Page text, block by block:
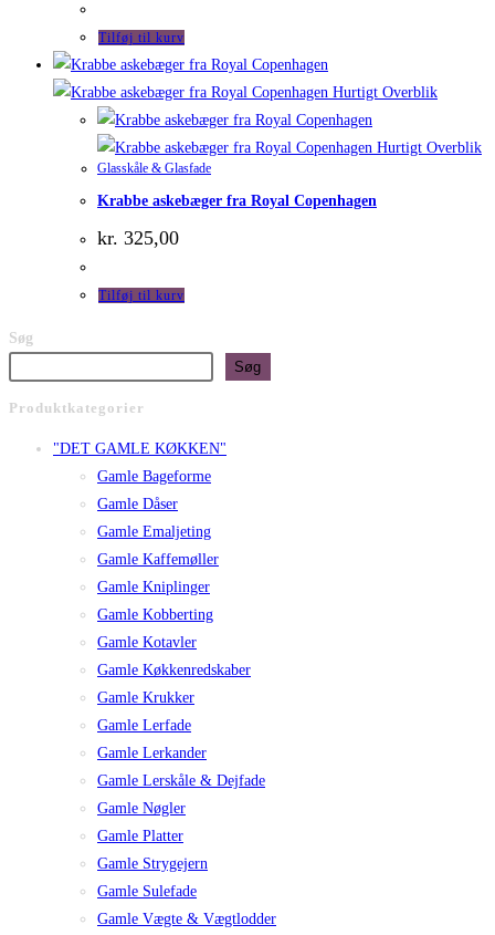
Tilføj til kurv
Hurtigt Overblik
Hurtigt Overblik
Glasskåle & Glasfade
Krabbe askebæger fra Royal Copenhagen
kr. 325,00
Tilføj til kurv
Søg
Søg
Produktkategorier
"DET GAMLE KØKKEN"
Gamle Bageforme
Gamle Dåser
Gamle Emaljeting
Gamle Kaffemøller
Gamle Kniplinger
Gamle Kobberting
Gamle Kotavler
Gamle Køkkenredskaber
Gamle Krukker
Gamle Lerfade
Gamle Lerkander
Gamle Lerskåle & Dejfade
Gamle Nøgler
Gamle Platter
Gamle Strygejern
Gamle Sulefade
Gamle Vægte & Vægtlodder